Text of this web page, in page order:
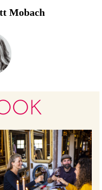
Mobach